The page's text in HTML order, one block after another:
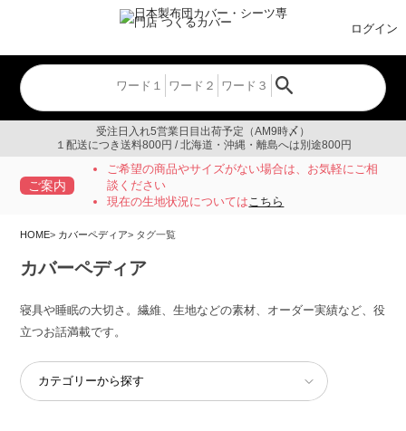
ログイン
受注日入れ5営業日目出荷予定（AM9時〆）
１配送につき送料800円 / 北海道・沖縄・離島へは別途800円
ご案内
ご希望の商品やサイズがない場合は、お気軽にご相
談ください
現在の生地状況についてはこちら
HOME カバーペディア タグ一覧
カバーペディア
寝具や睡眠の大切さ。繊維、生地などの素材、オーダー実績など、役
立つお話満載です。